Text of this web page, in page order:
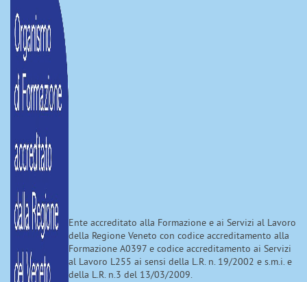
Ente accreditato alla Formazione e ai Servizi al Lavoro
della Regione Veneto con codice accreditamento alla
Formazione A0397 e codice accreditamento ai Servizi
al Lavoro L255 ai sensi della L.R. n. 19/2002 e s.m.i. e
della L.R. n.3 del 13/03/2009.